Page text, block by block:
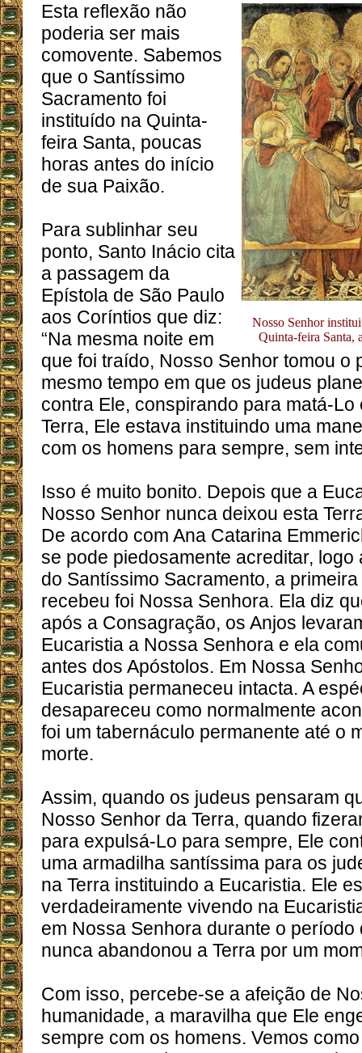
Nosso Senhor
Quinta-feira Santa,
Esta reflexão não
poderia ser mais
comovente. Sabemos
que o Santíssimo
Sacramento foi
instituído na Quinta-
feira Santa, poucas
horas antes do início
de sua Paixão.
Para sublinhar seu
ponto, Santo Inácio cita
a passagem da
Epístola de São Paulo
aos Coríntios que diz:
“Na mesma noite em
que foi traído, Nosso Senhor tomou o
mesmo tempo em que os judeus
contra Ele, conspirando para matá-Lo
Terra, Ele estava instituindo uma
com os homens para sempre, sem
Isso é muito bonito. Depois que a
Nosso Senhor nunca deixou esta
De acordo com Ana Catarina
se pode piedosamente acreditar, logo
do Santíssimo Sacramento, a
recebeu foi Nossa Senhora. Ela diz
após a Consagração, os Anjos
Eucaristia a Nossa Senhora e ela
antes dos Apóstolos. Em Nossa
Eucaristia permaneceu intacta. A
desapareceu como normalmente
foi um tabernáculo permanente até o
morte.
Assim, quando os judeus pensaram
Nosso Senhor da Terra, quando
para expulsá-Lo para sempre, Ele
uma armadilha santíssima para os
na Terra instituindo a Eucaristia. Ele
verdadeiramente vivendo na
em Nossa Senhora durante o período
nunca abandonou a Terra por um
Com isso, percebe-se a afeição de
humanidade, a maravilha que Ele
sempre com os homens. Vemos